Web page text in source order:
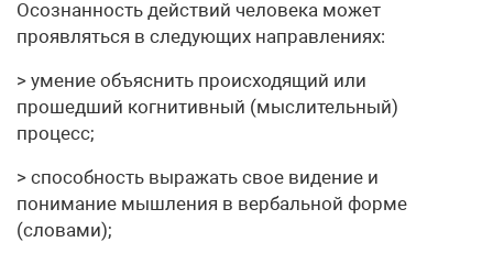
Осознанность действий человека может
проявляться в следую­щих направлениях:
> умение объяснить происходящий или
прошедший когнитивный (мыслительный)
процесс;
> способность выражать свое видение и
понимание мышления в вербальной форме
(словами);